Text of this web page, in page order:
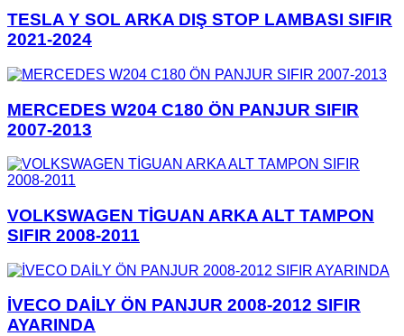
TESLA Y SOL ARKA DIŞ STOP LAMBASI SIFIR
2021-2024
MERCEDES W204 C180 ÖN PANJUR SIFIR
2007-2013
VOLKSWAGEN TİGUAN ARKA ALT TAMPON
SIFIR 2008-2011
İVECO DAİLY ÖN PANJUR 2008-2012 SIFIR
AYARINDA